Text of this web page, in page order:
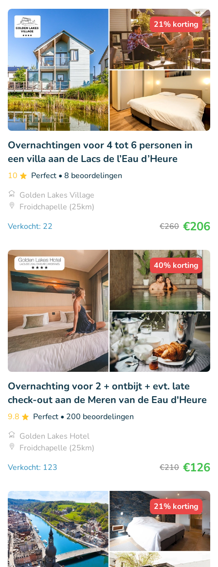
21% korting
Overnachtingen voor 4 tot 6 personen in
een villa aan de Lacs de l’Eau d’Heure
10 Perfect • 8 beoordelingen
Golden Lakes Village
Froidchapelle (25km)
Verkocht: 22
€260 €206
40% korting
Overnachting voor 2 + ontbijt + evt. late
check-out aan de Meren van de Eau d'Heure
9.8 Perfect • 200 beoordelingen
Golden Lakes Hotel
Froidchapelle (25km)
Verkocht: 123
€210 €126
21% korting